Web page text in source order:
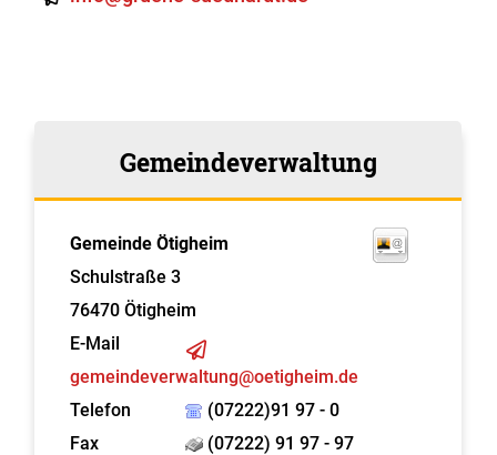
Gemeindeverwaltung
Gemeinde Ötigheim
Schulstraße 3
76470 Ötigheim
E-Mail
gemeindeverwaltung@oetigheim.de
Telefon
(07222)91 97 - 0
Fax
(07222) 91 97 - 97